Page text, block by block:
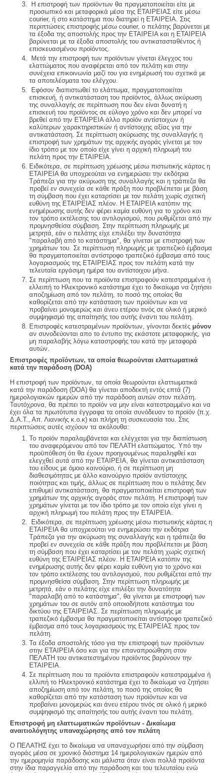
Η επιστροφή των προϊόντων θα πραγματοποιείται είτε με
προσωπικό και μεταφορικά μέσα της ΕΤΑΙΡΕΙΑΣ είτε μέσω
courier, ή στο κατάστημα που διατηρεί η ΕΤΑΙΡΕΙΑ. Στις
περιπτώσεις επιστροφής μέσω courier, o πελάτης βαρύνεται με
τα έξοδα της αποστολής προς την ΕΤΑΙΡΕΙΑ και η ΕΤΑΙΡΕΙΑ
βαρύνεται με τα έξοδα αποστολής του αντικατασταθέντος ή
επισκευασμένου προϊόντος.
Μετά την επιστροφή των προϊόντων γίνεται έλεγχος του
ελαττώματος που αναφέρεται από τον πελάτη και στην
συνέχεια επικοινωνία μαζί του για ενημέρωσή του σχετικά με
τα αποτελέσματα του ελέγχου.
Εφόσον διαπιστωθεί το ελάττωμα, πραγματοποιείται
επισκευή, ή αντικατάσταση του προϊόντος, άλλως ακύρωση
της συναλλαγής σε περίπτωση που δεν είναι δυνατή η
επισκευή του προϊόντος σε εύλογο χρόνο και δεν μπορεί να
βρεθεί από την ΕΤΑΙΡΕΙΑ άλλο προϊόν αντίστοιχων ή
καλύτερων χαρακτηριστικών ή αντίστοιχης αξίας για την
αντικατάσταση. Σε περίπτωση ακύρωσης της συναλλαγής η
επιστροφή των χρημάτων της αρχικής αγοράς γίνεται με τον
ίδιο τρόπο με τον οποίο είχε γίνει η αρχική πληρωμή του
πελάτη προς την ΕΤΑΙΡΕΙΑ.
Ειδικότερα, σε περίπτωση χρέωσης μέσω πιστωτικής κάρτας η
ΕΤΑΙΡΕΙΑ θα υποχρεούται να ενημερώσει την εκδότρια
Τράπεζα για την ακύρωση της συναλλαγής και η τράπεζα θα
προβεί εν συνεχεία σε κάθε πράξη που προβλέπεται με βάση
τη σύμβαση που έχει καταρτίσει με τον πελάτη χωρίς σχετική
ευθύνη της ΕΤΑΙΡΕΙΑΣ πλέον. Η ΕΤΑΙΡΕΙΑ κατόπιν της
ενημέρωσης αυτής δεν φέρει καμία ευθύνη για το χρόνο και
τον τρόπο εκτέλεσης του αντιλογισμού, που ρυθμίζεται από την
προμνησθείσα σύμβαση. Στην περίπτωση πληρωμής με
μετρητά, εάν ο πελάτης είχε επιλέξει την δυνατότητα
"παραλαβή από το κατάστημα", θα γίνεται με επιστροφή των
χρημάτων του. Σε περίπτωση πληρωμής με τραπεζικό έμβασμα
θα πραγματοποιείται αντίστροφο τραπεζικό έμβασμα από τους
λογαριασμούς της ΕΤΑΙΡΕΙΑΣ προς τον πελάτη κατά την
τελευταία εργάσιμη ημέρα του αντίστοιχου μήνα.
Σε περίπτωση που τα προϊόντα επιστραφούν κατεστραμμένα ή
ελλειπή το Ηλεκτρονικό κατάστημα έχει το δικαίωμα να ζητήσει
αποζημίωση από τον πελάτη, το ποσό της οποίας θα
καθορίζεται από την κατάσταση των προϊόντων και να
προβαίνει μονομερώς και άνευ ετέρου τινός σε ολικό ή μερικό
συμψηφισμό της απαίτησής του αυτής έναντι του πελάτη.
Επιστροφές κατεστραμένων προϊόντων, γίνονται δεκτές μόνον
αν συνοδεύονται απο το έντυπο της εκάστοτε μεταφορικής, για
μη παραλαβής λόγω καταστροφής του κατά την μεταφορά
αυτών.
Επιστροφές προϊόντων, τα οποία θεωρούνται ελαττωματικά
κατά την παράδοση (DOA)
Η επιστροφή των προϊόντων, τα οποία θεωρούνται ελαττωματικά
κατά την παράδοση (DOA) θα γίνεται αποδεκτή εντός επτά (7)
ημερολογιακών ημερών από την παράδοση αυτών στον πελάτη.
Ταυτόχρονα, θα πρέπει το προϊόν να μην είναι κατεστραμμένο και να
έχει όλα τα πρωτότυπα έγγραφα τα οποία συνόδευαν το προϊόν (π.χ.
Δ.Α.Τ., Απ. Λιανικής κ.ο.κ) και πλήρη τη συσκευασία του. Στις
περιπτώσεις αυτές ισχύουν τα ακόλουθα:
Το προϊόν παραλαμβάνεται και ελέγχεται για την διαπίστωση
του αναφερόμενου από τον ΠΕΛΑΤΗ ελαττώματος. Υπό την
προϋπόθεση ότι θα έχουν προηγουμένως παραληφθεί και
ελεγχθεί αυτά από την ΕΤΑΙΡΕΙΑ, θα γίνεται αντικατάσταση
του είδους με όμοιο καινούριο, ή σε περίπτωση μη
διαθεσιμότητας με άλλο καινούργιο προϊόν αντίστοιχης
ποιότητας και τιμής, άλλως σε περίπτωση που ο πελάτης δεν
επιθυμεί αντικατάσταση, θα πραγματοποιείται επιστροφή των
χρημάτων της αρχικής αγοράς στον πελάτη. Η επιστροφή των
χρημάτων γίνεται με τον ίδιο τρόπο με τον οποίο είχε γίνει η
αρχική πληρωμή του πελάτη προς την ΕΤΑΙΡΕΙΑ.
Ειδικότερα, σε περίπτωση χρέωσης μέσω πιστωτικής κάρτας η
ΕΤΑΙΡΕΙΑ θα υποχρεούται να ενημερώσει την εκδότρια
Τράπεζα για την ακύρωση της συναλλαγής και η τράπεζα θα
προβεί εν συνεχεία σε κάθε πράξη που προβλέπεται με βάση
τη σύμβαση που έχει καταρτίσει με τον πελάτη χωρίς σχετική
ευθύνη της ΕΤΑΙΡΕΙΑΣ πλέον. Η ΕΤΑΙΡΕΙΑ κατόπιν της
ενημέρωσης αυτής δεν φέρει καμία ευθύνη για το χρόνο και
τον τρόπο εκτέλεσης του αντιλογισμού, που ρυθμίζεται από την
προμνησθείσα σύμβαση. Στην περίπτωση πληρωμής με
μετρητά, εάν ο πελάτης είχε επιλέξει την δυνατότητα
"παραλαβή από το κατάστημα", θα γίνεται με επιστροφή των
χρημάτων του σε αυτόν από οποιοδήποτε κατάστημα του
δικτύου της ΕΤΑΙΡΕΙΑΣ. Σε περίπτωση πληρωμής με
τραπεζικό έμβασμα θα πραγματοποιείται αντίστροφο τραπεζικό
έμβασμα από τους λογαριασμούς της ΕΤΑΙΡΕΙΑΣ προς τον
πελάτη.
Τα έξοδα αποστολής τόσο για την επιστροφή των προϊόντων
στην ΕΤΑΙΡΕΙΑ όσο και για την επαναπροώθηση στον
ΠΕΛΑΤΗ του αντικατεστημένου προϊόντος βαρύνουν την
ΕΤΑΙΡΕΙΑ.
Σε περίπτωση που τα προϊόντα επιστραφούν κατεστραμμένα ή
ελλιπή το Ηλεκτρονικό κατάστημα έχει το δικαίωμα να ζητήσει
αποζημίωση από τον πελάτη, το ποσό της οποίας θα
καθορίζεται από την κατάσταση των προϊόντων και να
προβαίνει μονομερώς και άνευ ετέρου τινός σε ολικό ή μερικό
συμψηφισμό της απαίτησής του αυτής έναντι του πελάτη.
Επιστροφή μη ελαττωματικών προϊόντων - Δικαίωμα
αναιτιολόγητης υπαναχώρησης από τον πελάτη
Ο ΠΕΛΑΤΗΣ έχει το δικαίωμα να υπαναχωρήσει από την σύμβαση
αγοράς μέσα σε χρονικό διάστημα 14 ημερολογιακών ημερών από
την ημερομηνία παράδοσης και μάλιστα όταν είναι πολλά προϊόντα
στην ίδια παραγγελία από την παράδοση και του τελευταίου ενώ